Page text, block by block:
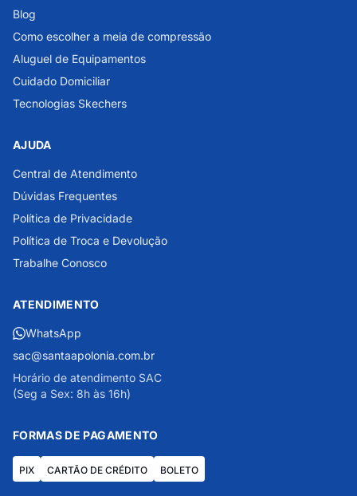
Blog
Como escolher a meia de compressão
Aluguel de Equipamentos
Cuidado Domiciliar
Tecnologias Skechers
AJUDA
Central de Atendimento
Dúvidas Frequentes
Política de Privacidade
Política de Troca e Devolução
Trabalhe Conosco
ATENDIMENTO
WhatsApp
sac@santaapolonia.com.br
Horário de atendimento SAC
(Seg a Sex: 8h às 16h)
FORMAS DE PAGAMENTO
PIX CARTÃO DE CRÉDITO BOLETO